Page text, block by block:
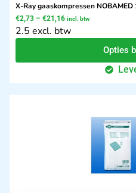
X-Ray gaaskompressen
€2,73 – €21,16 incl. btw
2.5 excl. btw
Opties